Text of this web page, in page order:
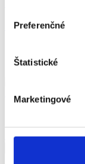
Preferenčné
Štatistické
Marketingové
162 990 €
Detail ponuky